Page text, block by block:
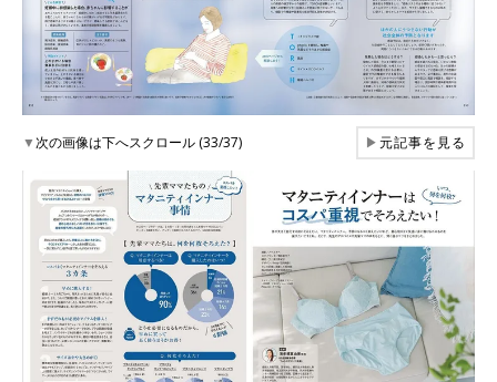
▼次の画像は下へスクロール (33/37) ▶元記事を見る